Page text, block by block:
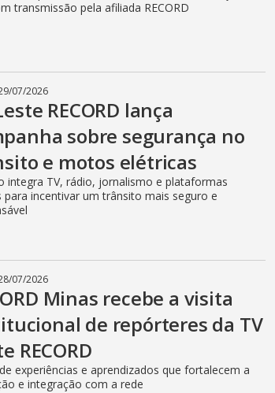
transmissão pela afiliada RECORD
07/2026
RECORD lança
sobre segurança no
e motos elétricas
integra TV, rádio, jornalismo e plataformas
para incentivar um trânsito mais seguro e
07/2026
Minas recebe a visita
de repórteres da TV
RECORD
experiências e aprendizados que fortalecem a
e integração com a rede